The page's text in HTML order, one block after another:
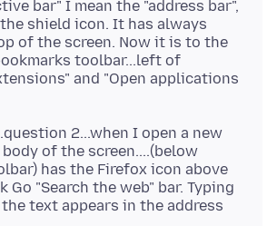
bar" I mean the "address bar",
shield icon. It has always
of the screen. Now it is to the
toolbar...left of
and "Open applications
2...when I open a new
of the screen....(below
has the Firefox icon above
Go "Search the web" bar. Typing
text appears in the address